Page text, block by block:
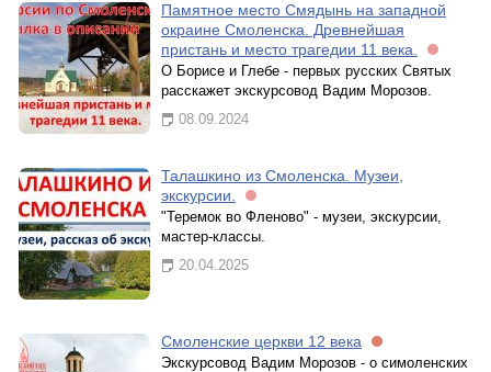
Памятное место Смядынь на западной
окраине Смоленска. Древнейшая
пристань и место трагедии 11 века.
О Борисе и Глебе - первых русских Святых
расскажет экскурсовод Вадим Морозов.
08.09.2024
Талашкино из Смоленска. Музеи,
экскурсии.
"Теремок во Фленово" - музеи, экскурсии,
мастер-классы.
20.04.2025
Cмоленские церкви 12 века
Экскурсовод Вадим Морозов - о симоленских